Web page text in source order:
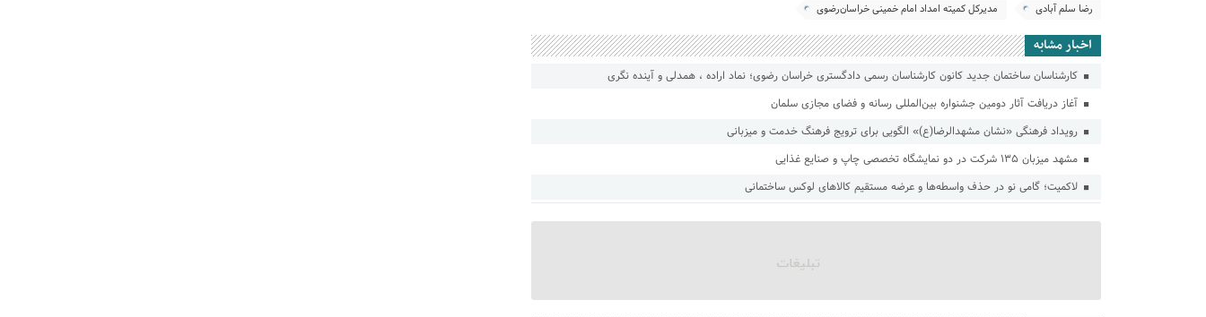
رضا سلم آبادی مدیرکل کمیته امداد امام خمینی خراسان رضوی
اخبار مشابه
کارشناسان ساختمان جدید کانون کارشناسان رسمی دادگستری خراسان رضوی؛ نماد اراده ، همدلی و آینده نگری
آغاز دریافت آثار دومین جشنواره بین‌المللی رسانه و فضای مجازی سلمان
رویداد فرهنگی «نشان مشهدالرضا(ع)» الگویی برای ترویج فرهنگ خدمت و میزبانی
مشهد میزبان ۱۳۵ شرکت در دو نمایشگاه تخصصی چاپ و صنایع غذایی
لاکمیت؛ گامی نو در حذف واسطه‌ها و عرضه مستقیم کالاهای لوکس ساختمانی